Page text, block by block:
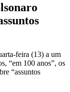
feira (13) a um
“em 100 anos”, os
“assuntos